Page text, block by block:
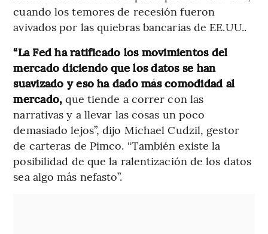
cuando los temores de recesión fueron
avivados por las quiebras bancarias de EE.UU..
“La Fed ha ratificado los movimientos del
mercado diciendo que los datos se han
suavizado y eso ha dado más comodidad al
mercado, que tiende a correr con las
narrativas y a llevar las cosas un poco
demasiado lejos”, dijo Michael Cudzil, gestor
de carteras de Pimco. “También existe la
posibilidad de que la ralentización de los datos
sea algo más nefasto”.